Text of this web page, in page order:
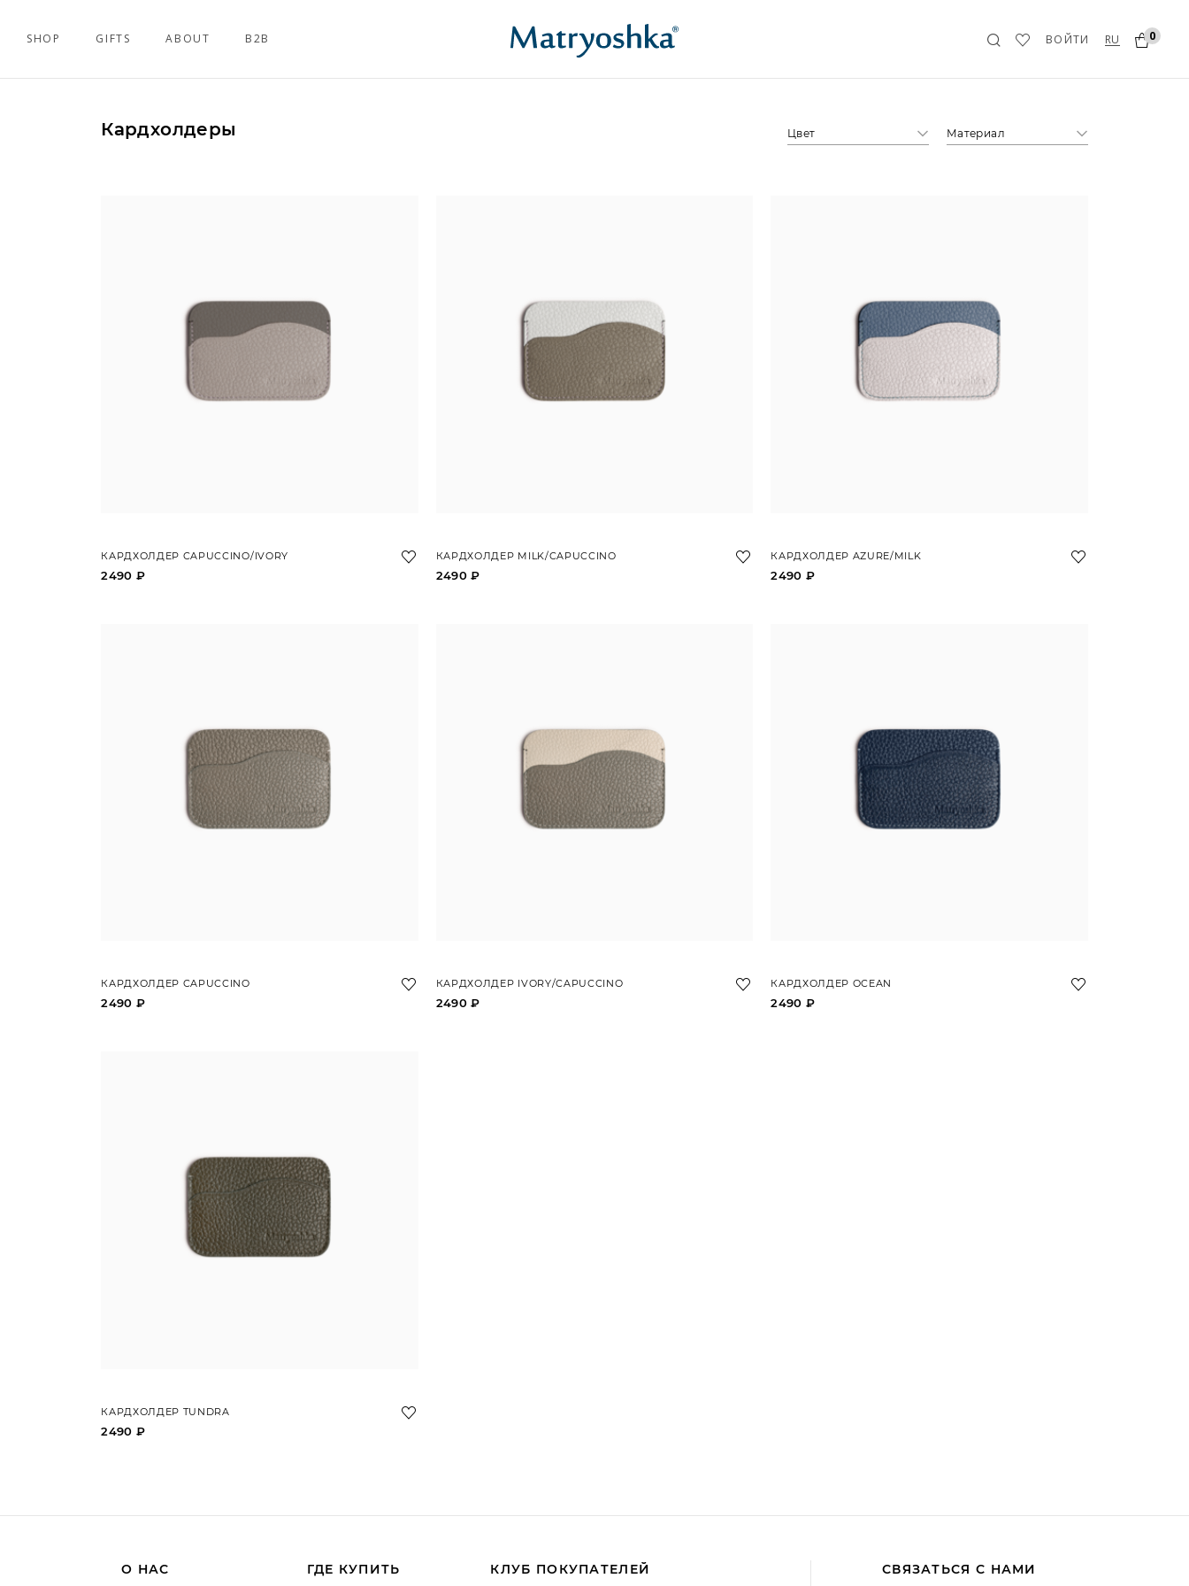
SHOP GIFTS ABOUT B2B ВОЙТИ RU 0
Кардхолдеры Цвет Материал
КАРДХОЛДЕР CAPUCCINO/IVORY
2490 ₽
КАРДХОЛДЕР MILK/CAPUCCINO
2490 ₽
КАРДХОЛДЕР AZURE/MILK
2490 ₽
КАРДХОЛДЕР CAPUCCINO
2490 ₽
КАРДХОЛДЕР IVORY/CAPUCCINO
2490 ₽
КАРДХОЛДЕР OCEAN
2490 ₽
КАРДХОЛДЕР TUNDRA
2490 ₽
О НАС ГДЕ КУПИТЬ КЛУБ ПОКУПАТЕЛЕЙ СВЯЗАТЬСЯ С НАМИ